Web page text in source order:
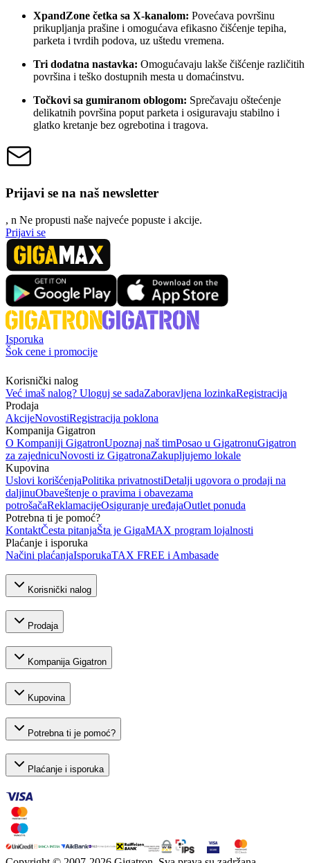
XpandZone četka sa X-kanalom: Povećava površinu
prikupljanja prašine i omogućava efikasno čišćenje tepiha,
parketa i tvrdih podova, uz uštedu vremena.
Tri dodatna nastavka: Omogućavaju lakše čišćenje različitih
površina i teško dostupnih mesta u domaćinstvu.
Točkovi sa gumiranom oblogom: Sprečavaju oštećenje
delikatnih površina poput parketa i osiguravaju stabilno i
glatko kretanje bez ogrebotina i tragova.
Prijavi se na naš newsletter
, n Ne propusti naše najveće popuste i akcije.
Prijavi se
Isporuka
Šok cene i promocije
Korisnički nalog
Već imaš nalog? Uloguj se sadaZaboravljena lozinkaRegistracija
Prodaja
AkcijeNovostiRegistracija poklona
Kompanija Gigatron
O Kompaniji GigatronUpoznaj naš timPosao u GigatronuGigatron
za zajednicuNovosti iz GigatronaZakupljujemo lokale
Kupovina
Uslovi korišćenjaPolitika privatnostiDetalji ugovora o prodaji na
daljinuObaveštenje o pravima i obavezama
potrošačaReklamacijeOsiguranje uređajaOutlet ponuda
Potrebna ti je pomoć?
KontaktČesta pitanjaŠta je GigaMAX program lojalnosti
Plaćanje i isporuka
Načini plaćanjaIsporukaTAX FREE i Ambasade
Korisnički nalog
Prodaja
Kompanija Gigatron
Kupovina
Potrebna ti je pomoć?
Plaćanje i isporuka